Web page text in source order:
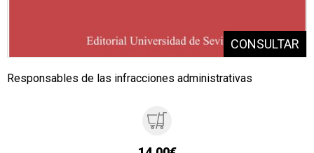
Responsables de las infracciones administrativas